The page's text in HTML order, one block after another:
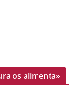
os alimenta»